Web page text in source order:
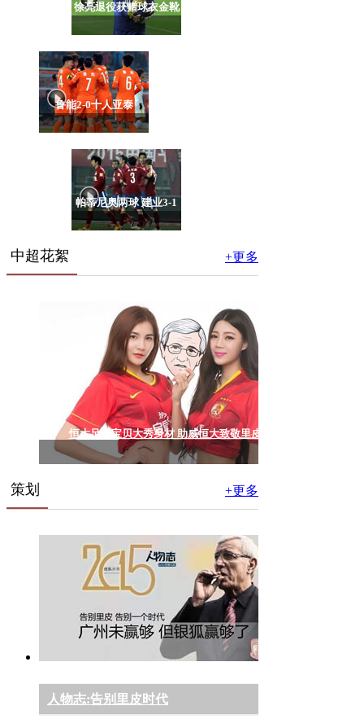
徐亮退役获赠球衣金靴
鲁能2-0十人亚泰
帕蒂尼奥两球 建业3-1
中超花絮 +更多
恒大足球宝贝大秀身材 助威恒大致敬里皮
策划 +更多
人物志:告别里皮时代